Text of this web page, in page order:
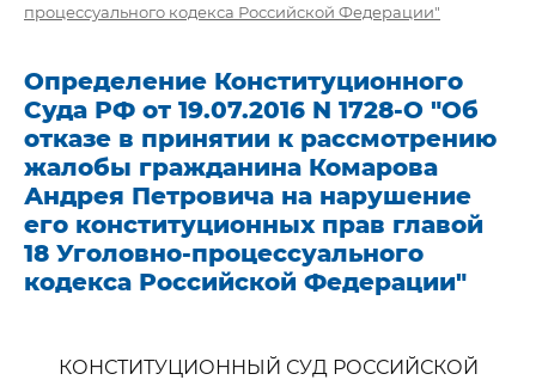
процессуального кодекса Российской Федерации"
Определение Конституционного
Суда РФ от 19.07.2016 N 1728-О "Об
отказе в принятии к рассмотрению
жалобы гражданина Комарова
Андрея Петровича на нарушение
его конституционных прав главой
18 Уголовно-процессуального
кодекса Российской Федерации"
КОНСТИТУЦИОННЫЙ СУД РОССИЙСКОЙ